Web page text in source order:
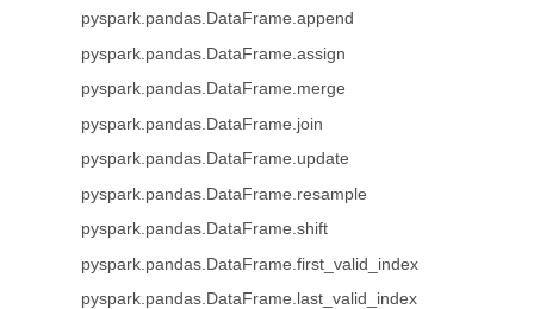
pyspark.pandas.DataFrame.append
pyspark.pandas.DataFrame.assign
pyspark.pandas.DataFrame.merge
pyspark.pandas.DataFrame.join
pyspark.pandas.DataFrame.update
pyspark.pandas.DataFrame.resample
pyspark.pandas.DataFrame.shift
pyspark.pandas.DataFrame.first_valid_index
pyspark.pandas.DataFrame.last_valid_index